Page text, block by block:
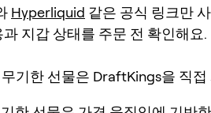
Hyperliquid 같은 공식 링크만
지갑 상태를 주문 전 확인해요.
무기한 선물은 DraftKings을 직